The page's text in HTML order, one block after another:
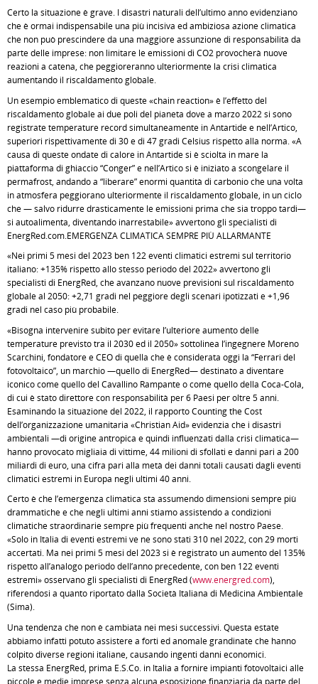
Certo la situazione è grave. I disastri naturali dell’ultimo anno evidenziano
che è ormai indispensabile una più incisiva ed ambiziosa azione climatica
che non può prescindere da una maggiore assunzione di responsabilità da
parte delle imprese: non limitare le emissioni di CO2 provocherà nuove
reazioni a catena, che peggioreranno ulteriormente la crisi climatica
aumentando il riscaldamento globale.
Un esempio emblematico di queste «chain reaction» è l’effetto del
riscaldamento globale ai due poli del pianeta dove a marzo 2022 si sono
registrate temperature record simultaneamente in Antartide e nell’Artico,
superiori rispettivamente di 30 e di 47 gradi Celsius rispetto alla norma. «A
causa di queste ondate di calore in Antartide si è sciolta in mare la
piattaforma di ghiaccio “Conger” e nell’Artico si è iniziato a scongelare il
permafrost, andando a “liberare” enormi quantità di carbonio che una volta
in atmosfera peggiorano ulteriormente il riscaldamento globale, in un ciclo
che — salvo ridurre drasticamente le emissioni prima che sia troppo tardi—
si autoalimenta, diventando inarrestabile» avvertono gli specialisti di
EnergRed.com.EMERGENZA CLIMATICA SEMPRE PIÙ ALLARMANTE
«Nei primi 5 mesi del 2023 ben 122 eventi climatici estremi sul territorio
italiano: +135% rispetto allo stesso periodo del 2022» avvertono gli
specialisti di EnergRed, che avanzano nuove previsioni sul riscaldamento
globale al 2050: +2,71 gradi nel peggiore degli scenari ipotizzati e +1,96
gradi nel caso più probabile.
«Bisogna intervenire subito per evitare l’ulteriore aumento delle
temperature previsto tra il 2030 ed il 2050» sottolinea l’ingegnere Moreno
Scarchini, fondatore e CEO di quella che è considerata oggi la “Ferrari del
fotovoltaico”, un marchio —quello di EnergRed— destinato a diventare
iconico come quello del Cavallino Rampante o come quello della Coca-Cola,
di cui è stato direttore con responsabilità per 6 Paesi per oltre 5 anni.
Esaminando la situazione del 2022, il rapporto Counting the Cost
dell’organizzazione umanitaria «Christian Aid» evidenzia che i disastri
ambientali —di origine antropica e quindi influenzati dalla crisi climatica—
hanno provocato migliaia di vittime, 44 milioni di sfollati e danni pari a 200
miliardi di euro, una cifra pari alla metà dei danni totali causati dagli eventi
climatici estremi in Europa negli ultimi 40 anni.
Certo è che l’emergenza climatica sta assumendo dimensioni sempre più
drammatiche e che negli ultimi anni stiamo assistendo a condizioni
climatiche straordinarie sempre più frequenti anche nel nostro Paese.
«Solo in Italia di eventi estremi ve ne sono stati 310 nel 2022, con 29 morti
accertati. Ma nei primi 5 mesi del 2023 si è registrato un aumento del 135%
rispetto all’analogo periodo dell’anno precedente, con ben 122 eventi
estremi» osservano gli specialisti di EnergRed (www.energred.com),
riferendosi a quanto riportato dalla Società Italiana di Medicina Ambientale
(Sima).
Una tendenza che non è cambiata nei mesi successivi. Questa estate
abbiamo infatti potuto assistere a forti ed anomale grandinate che hanno
colpito diverse regioni italiane, causando ingenti danni economici.
La stessa EnergRed, prima E.S.Co. in Italia a fornire impianti fotovoltaici alle
piccole e medie imprese senza alcuna esposizione finanziaria da parte del